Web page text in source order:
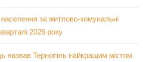
за житлово-комунальні
2026 року
назвав Тернопіль найкращим містом